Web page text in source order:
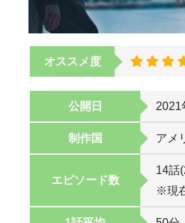
オススメ度
公開日 2021
制作国 アメ
エピソード数
14話
※現